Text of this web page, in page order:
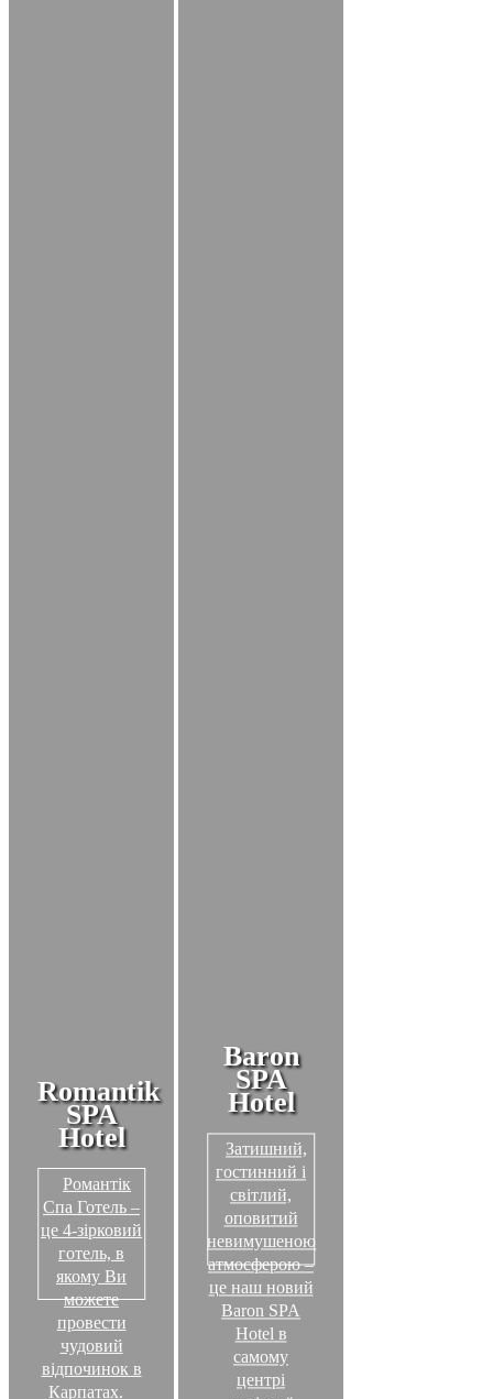
Romantik
SPA
Hotel
Романтік
Спа Готель –
це 4-зірковий
готель, в
якому Ви
можете
провести
чудовий
відпочинок в
Карпатах.
Baron
SPA
Hotel
Затишний,
гостинний і
світлий,
оповитий
невимушеною
атмосферою –
це наш новий
Baron SPA
Hotel в
самому
центрі